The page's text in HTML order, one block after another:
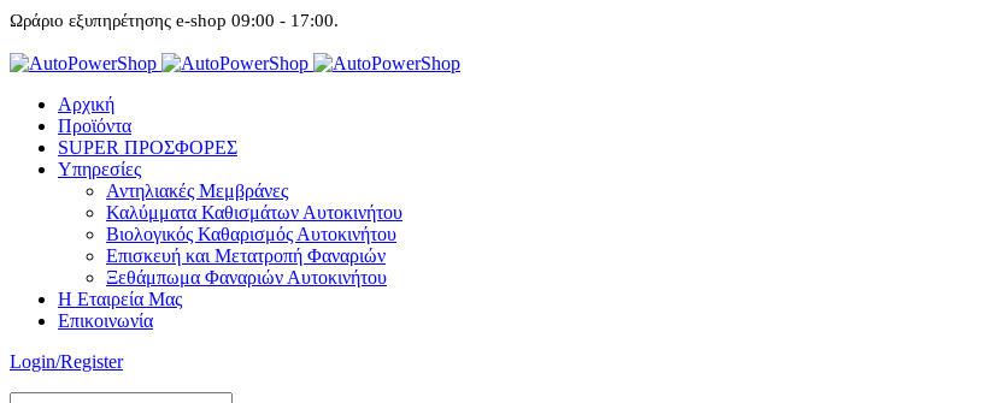
Ωράριο εξυπηρέτησης e-shop 09:00 - 17:00.
Αρχική
Προϊόντα
SUPER ΠΡΟΣΦΟΡΕΣ
Υπηρεσίες
Αντηλιακές Μεμβράνες
Καλύμματα Καθισμάτων Αυτοκινήτου
Βιολογικός Καθαρισμός Αυτοκινήτου
Επισκευή και Μετατροπή Φαναριών
Ξεθάμπωμα Φαναριών Αυτοκινήτου
Η Εταιρεία Μας
Επικοινωνία
Login/Register